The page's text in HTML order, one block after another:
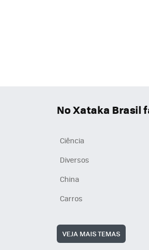
No Xataka Brasil
Ciência
Diversos
China
Carros
VEJA MAIS TEMAS